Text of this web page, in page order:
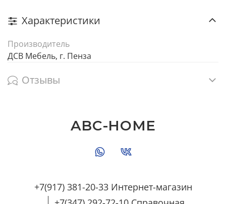
Характеристики
Производитель
ДСВ Мебель, г. Пенза
Отзывы
+7(917) 381-20-33 Интернет-магазин
ABC-HOME